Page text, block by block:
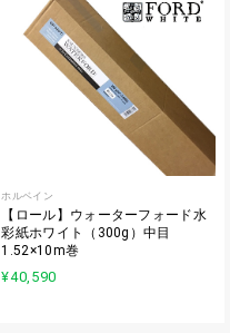
ホルベイン
【ロール】ウォーターフォード水
彩紙ホワイト（300g）中目
1.52×10m巻
¥40,590